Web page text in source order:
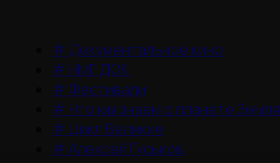
# Документальное кино
# НМГ ДОК
# Фестивали
# Что мы знаем о планете Земля
# Цикл Великие
#Алексей Гуськов